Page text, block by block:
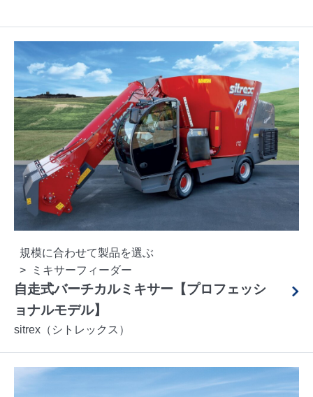
規模に合わせて製品を選ぶ
ミキサーフィーダー
自走式バーチカルミキサー【プロフェッシ
ョナルモデル】
sitrex（シトレックス）